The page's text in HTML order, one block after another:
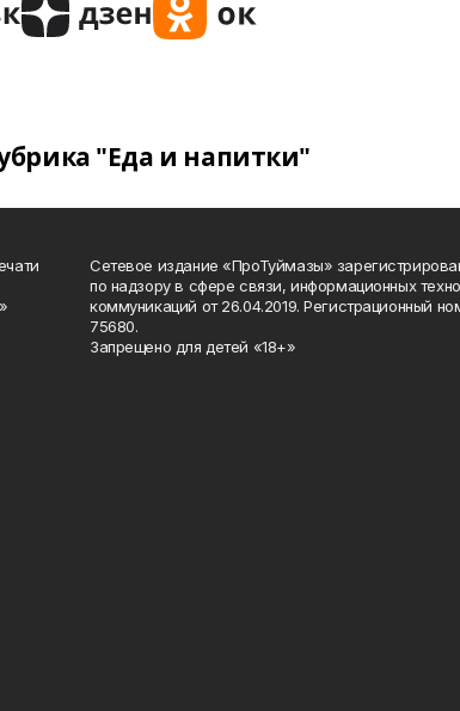
"Еда и напитки"
Сетевое издание «ПроТуймазы»
по надзору в сфере связи, информационных
коммуникаций от 26.04.2019.
75680.
Запрещено для детей «18+»